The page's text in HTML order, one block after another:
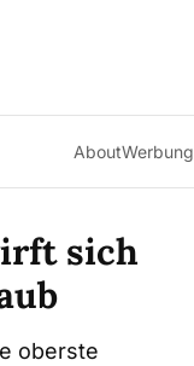
AboutWerbung
sich
oberste